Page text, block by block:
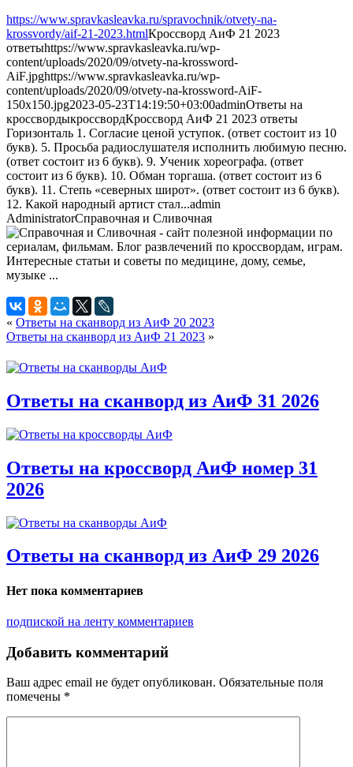
https://www.spravkasleavka.ru/spravochnik/otvety-na-
krossvordy/aif-21-2023.htmlКроссворд АиФ 21 2023
ответыhttps://www.spravkasleavka.ru/wp-
content/uploads/2020/09/otvety-na-krossword-
AiF.jpghttps://www.spravkasleavka.ru/wp-
content/uploads/2020/09/otvety-na-krossword-AiF-
150x150.jpg2023-05-23T14:19:50+03:00adminОтветы на
кроссвордыкроссвордКроссворд АиФ 21 2023 ответы
Горизонталь 1. Согласие ценой уступок. (ответ состоит из 10
букв). 5. Просьба радиослушателя исполнить любимую песню.
(ответ состоит из 6 букв). 9. Ученик хореографа. (ответ
состоит из 6 букв). 10. Обман торгаша. (ответ состоит из 6
букв). 11. Степь «северных широт». (ответ состоит из 6 букв).
12. Какой народный артист стал...admin
AdministratorСправочная и Сливочная
« Ответы на сканворд из АиФ 20 2023
Ответы на сканворд из АиФ 21 2023 »
Ответы на сканворд из АиФ 31 2026
Ответы на кроссворд АиФ номер 31
2026
Ответы на сканворд из АиФ 29 2026
Нет пока комментариев
подпиской на ленту комментариев
Добавить комментарий
Ваш адрес email не будет опубликован. Обязательные поля
помечены *